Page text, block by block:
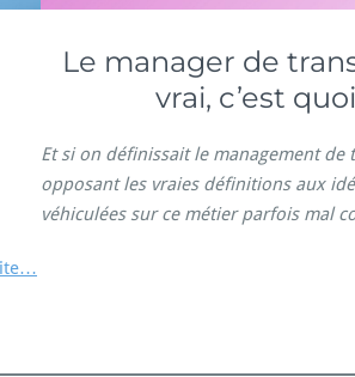
Le manager de
vrai, c’est
Et si on définissait le management de
opposant les vraies définitions aux
véhiculées sur ce métier parfois mal